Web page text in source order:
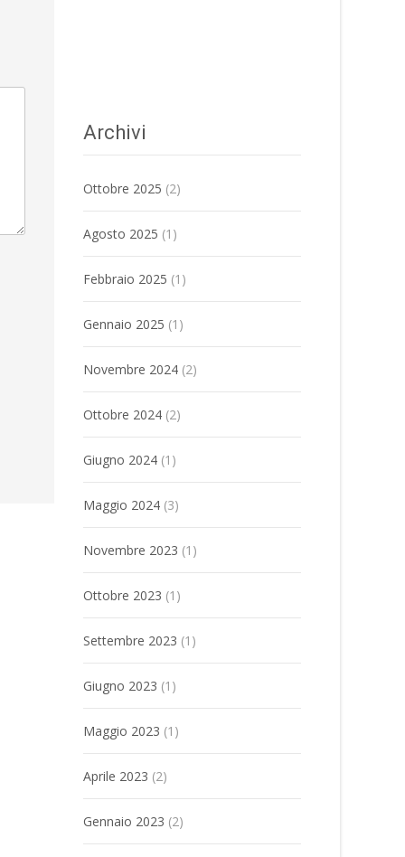
Archivi
Ottobre 2025 (2)
Agosto 2025 (1)
Febbraio 2025 (1)
Gennaio 2025 (1)
Novembre 2024 (2)
Ottobre 2024 (2)
Giugno 2024 (1)
Maggio 2024 (3)
Novembre 2023 (1)
Ottobre 2023 (1)
Settembre 2023 (1)
Giugno 2023 (1)
Maggio 2023 (1)
Aprile 2023 (2)
Gennaio 2023 (2)